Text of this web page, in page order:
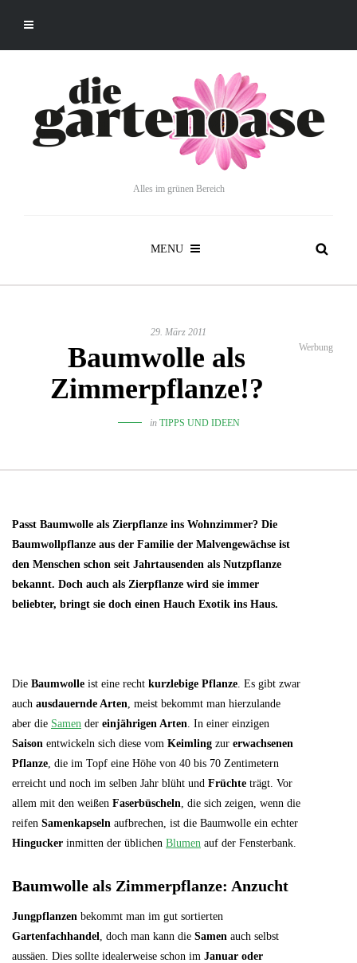
Alles im grünen Bereich
MENU
29. März 2011
Baumwolle als
Zimmerpflanze!?
Werbung
in TIPPS UND IDEEN
Passt Baumwolle als Zierpflanze ins Wohnzimmer? Die
Baumwollpflanze aus der Familie der Malvengewächse ist
den Menschen schon seit Jahrtausenden als Nutzpflanze
bekannt. Doch auch als Zierpflanze wird sie immer
beliebter, bringt sie doch einen Hauch Exotik ins Haus.
Die Baumwolle ist eine recht kurzlebige Pflanze. Es gibt zwar
auch ausdauernde Arten, meist bekommt man hierzulande
aber die Samen der einjährigen Arten. In einer einzigen
Saison entwickeln sich diese vom Keimling zur erwachsenen
Pflanze, die im Topf eine Höhe von 40 bis 70 Zentimetern
erreicht und noch im selben Jahr blüht und Früchte trägt. Vor
allem mit den weißen Faserbüscheln, die sich zeigen, wenn die
reifen Samenkapseln aufbrechen, ist die Baumwolle ein echter
Hingucker inmitten der üblichen Blumen auf der Fensterbank.
Baumwolle als Zimmerpflanze: Anzucht
Jungpflanzen bekommt man im gut sortierten
Gartenfachhandel, doch man kann die Samen auch selbst
aussäen. Dies sollte idealerweise schon im Januar oder